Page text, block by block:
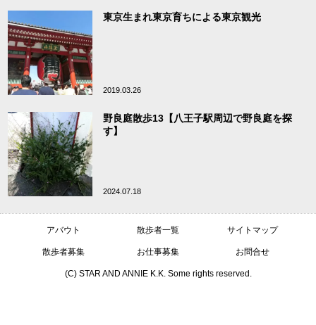
東京生まれ東京育ちによる東京観光
2019.03.26
野良庭散歩13【八王子駅周辺で野良庭を探
す】
2024.07.18
アバウト 散歩者一覧 サイトマップ
散歩者募集 お仕事募集 お問合せ
(C) STAR AND ANNIE K.K. Some rights reserved.